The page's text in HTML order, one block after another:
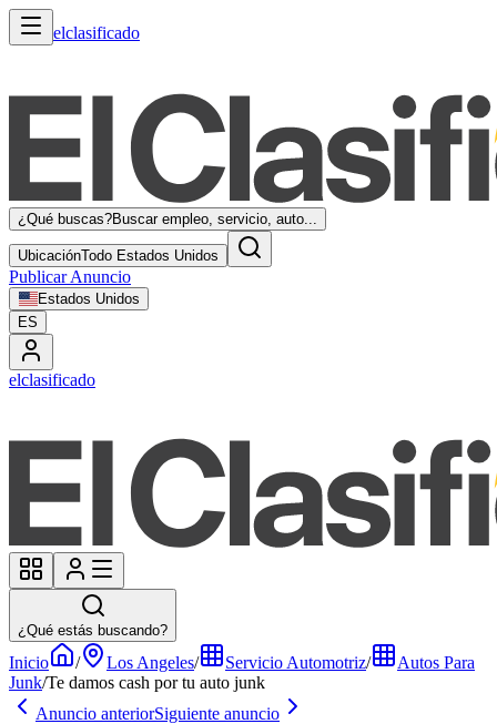
elclasificado
¿Qué buscas?Buscar empleo, servicio, auto...
UbicaciónTodo Estados Unidos
Publicar Anuncio
Estados Unidos
ES
elclasificado
¿Qué estás buscando?
Inicio / Los Angeles/ Servicio Automotriz/
Autos Para
Junk/Te damos cash por tu auto junk
Anuncio anteriorSiguiente anuncio